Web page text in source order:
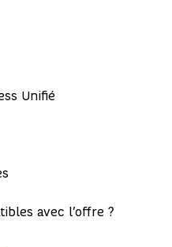
Unifié
avec l’offre ?